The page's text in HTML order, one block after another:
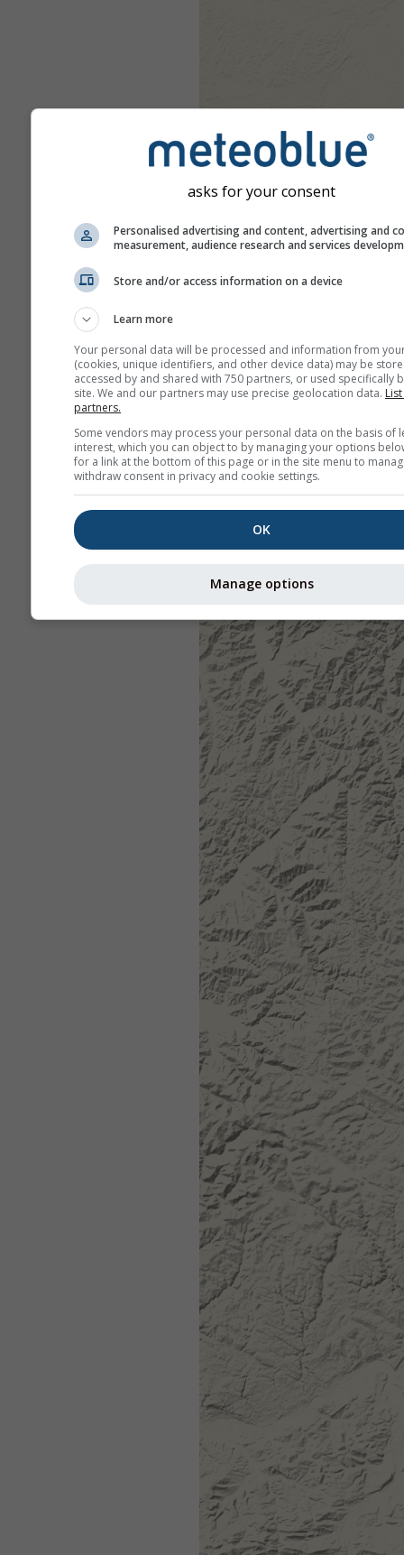
asks for your consent
Personalised advertising and content, advertising and
measurement, audience research and services
Store and/or access information on a device
Learn more
Your personal data will be processed and information from
(cookies, unique identifiers, and other device data) may be
accessed by and shared with 750 partners, or used specifically
site. We and our partners may use precise geolocation data.
partners.
Some vendors may process your personal data on the basis of
interest, which you can object to by managing your options
for a link at the bottom of this page or in the site menu to
withdraw consent in privacy and cookie settings.
OK
Manage options